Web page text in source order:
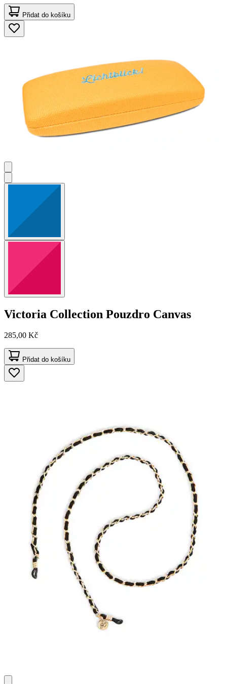
Přidat do košíku
Victoria Collection Pouzdro Canvas
285,00 Kč
Přidat do košíku